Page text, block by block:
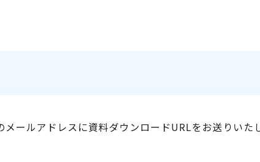
メールアドレスに資料ダウンロードURLをお送りいた